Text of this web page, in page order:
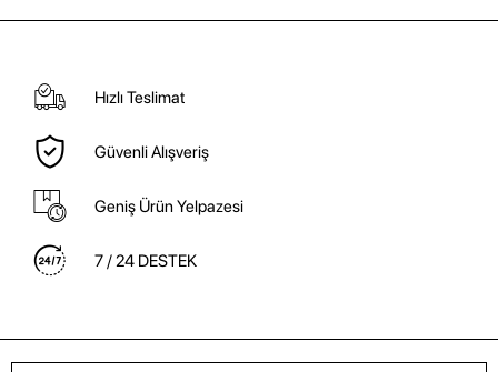
Hızlı Teslimat
Güvenli Alışveriş
Geniş Ürün Yelpazesi
7 / 24 DESTEK